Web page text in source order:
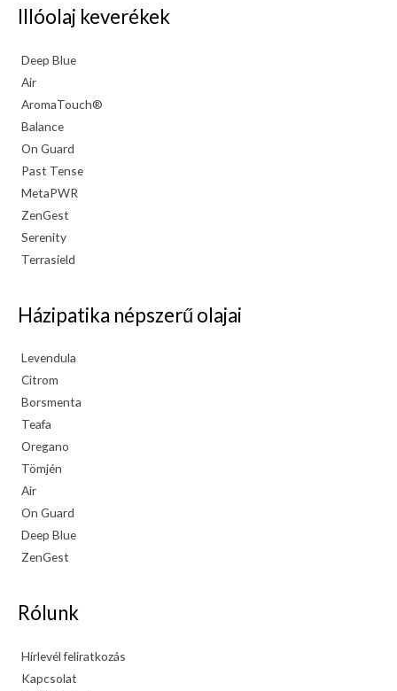
Illóolaj keverékek
Deep Blue
Air
AromaTouch®
Balance
On Guard
Past Tense
MetaPWR
ZenGest
Serenity
Terrasield
Házipatika népszerű olajai
Levendula
Citrom
Borsmenta
Teafa
Oregano
Tömjén
Air
On Guard
Deep Blue
ZenGest
Rólunk
Hírlevél feliratkozás
Kapcsolat